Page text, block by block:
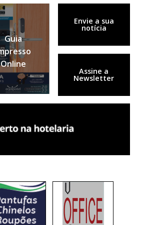
Guia
Online
Envie a sua
notícia
Assine a
Newsletter